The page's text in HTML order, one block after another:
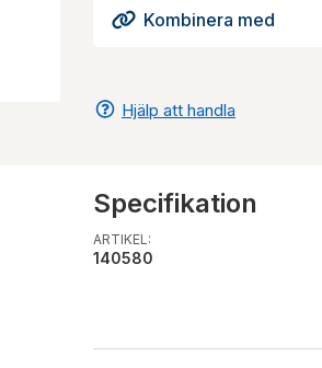
Kombinera med
Hjälp att handla
Specifikation
ARTIKEL:
140580